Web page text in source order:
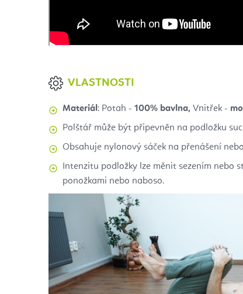
VLASTNOSTI
Materiál: Potah - 100% bavlna, Vnitřek -
Polštář může být připevněn na podložku
Obsahuje nylonový sáček na přenášení
Intenzitu podložky lze měnit sezením nebo
ponožkami nebo naboso.